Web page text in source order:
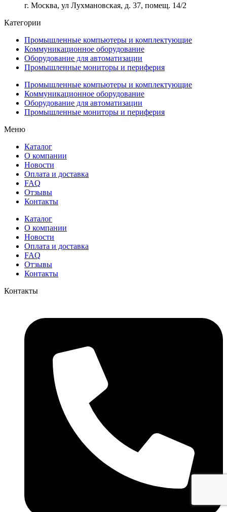
г. Москва, ул Лухмановская, д. 37, помещ. 14/2
Категории
Промышленные компьютеры и комплектующие
Коммуникационное оборудование
Оборудование для автоматизации
Промышленные мониторы и периферия
Промышленные компьютеры и комплектующие
Коммуникационное оборудование
Оборудование для автоматизации
Промышленные мониторы и периферия
Меню
Каталог
О компании
Новости
Оплата и доставка
FAQ
Отзывы
Контакты
Каталог
О компании
Новости
Оплата и доставка
FAQ
Отзывы
Контакты
Контакты